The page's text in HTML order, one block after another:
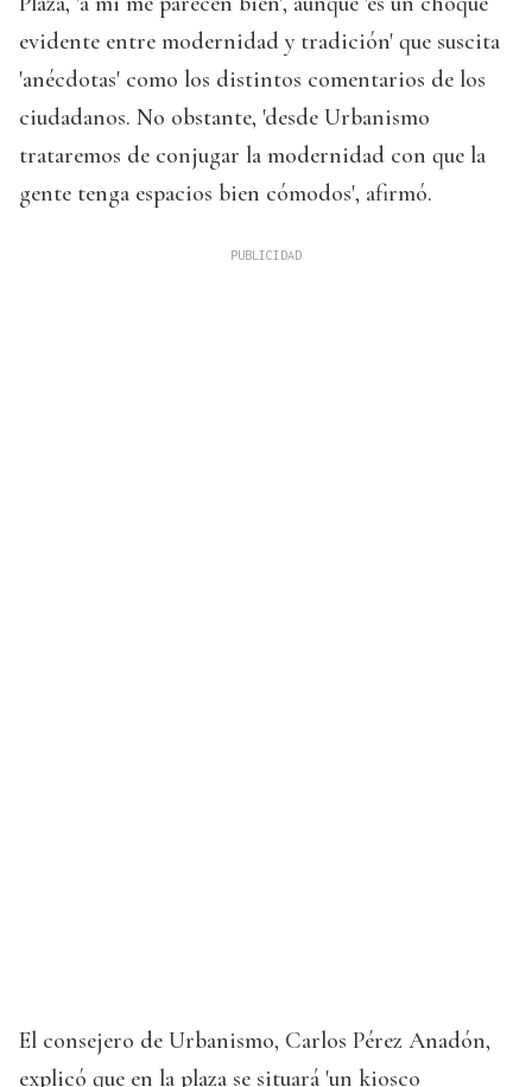
evidente entre modernidad y tradición' que suscita
'anécdotas' como los distintos comentarios de los
ciudadanos. No obstante, 'desde Urbanismo
trataremos de conjugar la modernidad con que la
gente tenga espacios bien cómodos', afirmó.
El consejero de Urbanismo, Carlos Pérez Anadón,
explicó que en la plaza se situará 'un kiosco